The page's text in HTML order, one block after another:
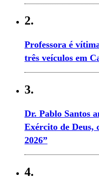
2.
Professora é
três veículos em
3.
Dr. Pablo Santos
Exército de Deus,
2026”
4.